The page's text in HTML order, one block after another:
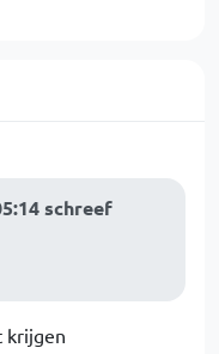
schreef
krijgen